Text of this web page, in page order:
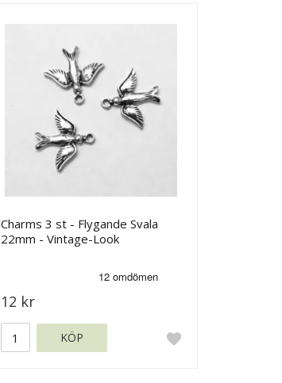
Charms 3 st - Flygande Svala
22mm - Vintage-Look
12 kr
KÖP